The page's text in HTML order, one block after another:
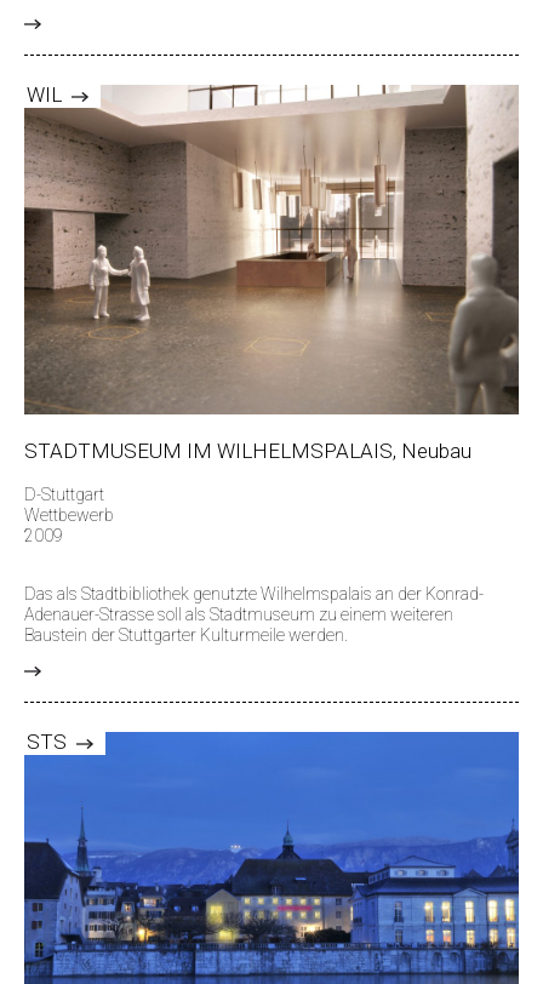
WIL
STADTMUSEUM IM WILHELMSPALAIS, Neubau
D-Stuttgart
Wettbewerb
2009
Das als Stadtbibliothek genutzte Wilhelmspalais an der Konrad-
Adenauer-Strasse soll als Stadtmuseum zu einem weiteren
Baustein der Stuttgarter Kulturmeile werden.
STS